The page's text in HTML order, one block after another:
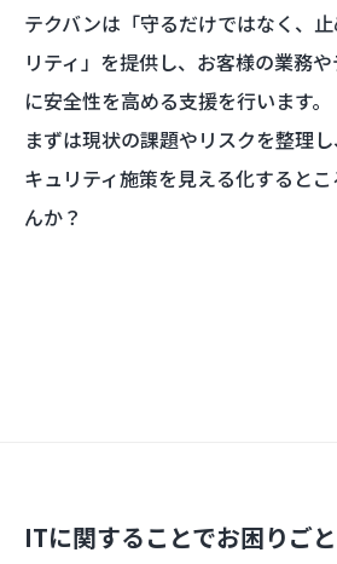
テクバンは「守るだけではなく、
リティ」を提供し、お客様の業務
に安全性を高める支援を行います。
まずは現状の課題やリスクを整理
キュリティ施策を見える化すると
んか？
ITに関することでお困りご